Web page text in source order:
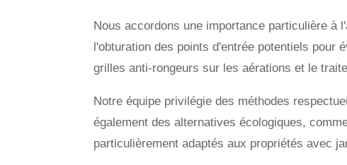
Nous accordons une importance particulière à
l'obturation des points d'entrée potentiels pour
grilles anti-rongeurs sur les aérations et le
Notre équipe privilégie des méthodes
également des alternatives écologiques,
particulièrement adaptés aux propriétés avec